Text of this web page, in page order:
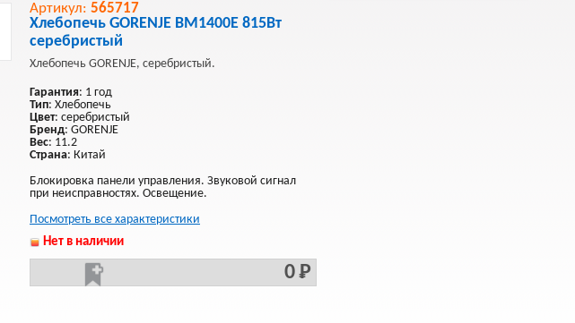
Артикул: 565717
Хлебопечь GORENJE BM1400E 815Вт
серебристый
Хлебопечь GORENJE, серебристый.
Гарантия: 1 год
Тип: Хлебопечь
Цвет: серебристый
Бренд: GORENJE
Вес: 11.2
Страна: Китай
Блокировка панели управления. Звуковой сигнал
при неисправностях. Освещение.
Посмотреть все характеристики
Нет в наличии
0 Р